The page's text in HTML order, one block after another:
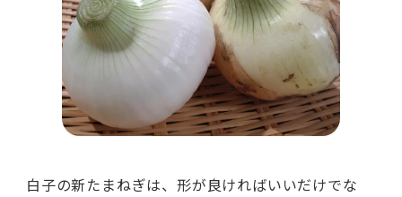
白子の新たまねぎは、形が良ければいいだけでな